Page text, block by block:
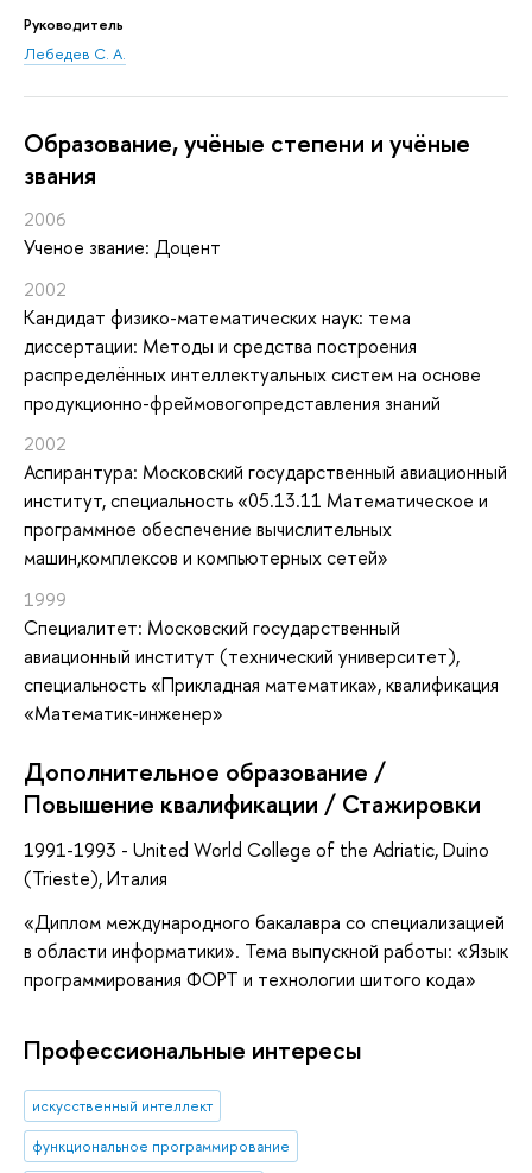
Руководитель
Лебедев С. А.
Oбразование, учёные степени и учёные
звания
2006
Ученое звание: Доцент
2002
Кандидат физико-математических наук: тема
диссертации: Методы и средства построения
распределённых интеллектуальных систем на основе
продукционно-фреймовогопредставления знаний
2002
Аспирантура: Московский государственный авиационный
институт, специальность «05.13.11 Математическое и
программное обеспечение вычислительных
машин,комплексов и компьютерных сетей»
1999
Специалитет: Московский государственный
авиационный институт (технический университет),
специальность «Прикладная математика», квалификация
«Математик-инженер»
Дополнительное образование /
Повышение квалификации / Стажировки
1991-1993 - United World College of the Adriatic, Duino
(Trieste), Италия
«Диплом международного бакалавра со специализацией
в области информатики». Тема выпускной работы: «Язык
программирования ФОРТ и технологии шитого кода»
Профессиональные интересы
искусственный интеллект
функциональное программирование